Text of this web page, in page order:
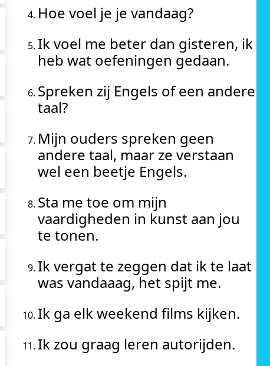
Hoe voel je je vandaag?
Ik voel me beter dan gisteren, ik
heb wat oefeningen gedaan.
Spreken zij Engels of een andere
taal?
Mijn ouders spreken geen
andere taal, maar ze verstaan
wel een beetje Engels.
Sta me toe om mijn
vaardigheden in kunst aan jou
te tonen.
Ik vergat te zeggen dat ik te laat
was vandaaag, het spijt me.
Ik ga elk weekend films kijken.
Ik zou graag leren autorijden.